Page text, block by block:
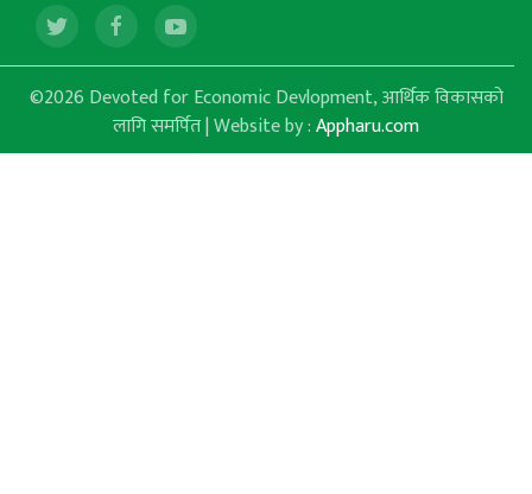
©2026 Devoted for Economic Devlopment, आर्थिक विकासको
लागि समर्पित | Website by :Appharu.com